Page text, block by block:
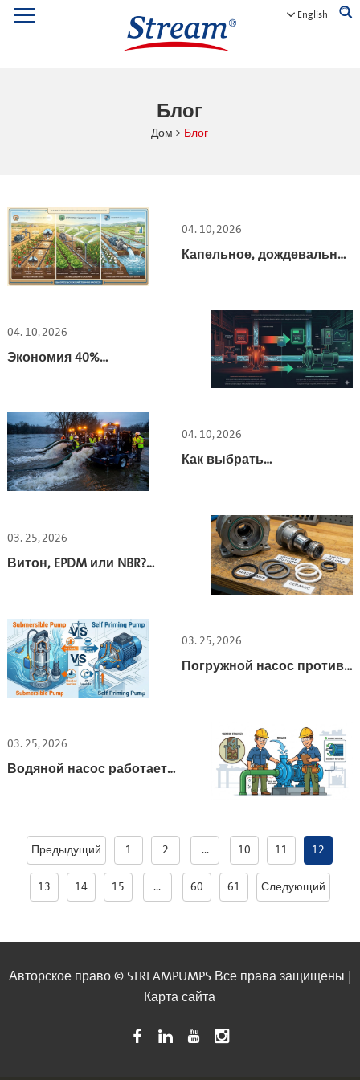
English
Блог
Дом > Блог
04. 10, 2026
Капельное, дождевальное
фермы.
04. 10, 2026
Экономия 40%
04. 10, 2026
Как выбрать
откачки воды при
наводнениях
03. 25, 2026
Витон, EPDM или NBR?
уплотнения насоса.
03. 25, 2026
Погружной насос против
03. 25, 2026
Водяной насос работает,
Предыдущий 1 2 ... 10 11 12
13 14 15 ... 60 61 Следующий
Авторское право © STREAMPUMPS Все права защищены |
Карта сайта